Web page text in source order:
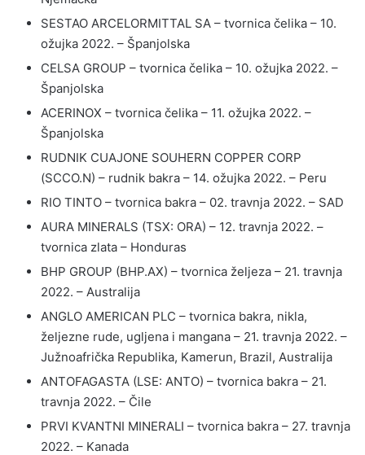
SESTAO ARCELORMITTAL SA – tvornica čelika – 10.
ožujka 2022. – Španjolska
CELSA GROUP – tvornica čelika – 10. ožujka 2022. –
Španjolska
ACERINOX – tvornica čelika – 11. ožujka 2022. –
Španjolska
RUDNIK CUAJONE SOUHERN COPPER CORP
(SCCO.N) – rudnik bakra – 14. ožujka 2022. – Peru
RIO TINTO – tvornica bakra – 02. travnja 2022. – SAD
AURA MINERALS (TSX: ORA) – 12. travnja 2022. –
tvornica zlata – Honduras
BHP GROUP (BHP.AX) – tvornica željeza – 21. travnja
2022. – Australija
ANGLO AMERICAN PLC – tvornica bakra, nikla,
željezne rude, ugljena i mangana – 21. travnja 2022. –
Južnoafrička Republika, Kamerun, Brazil, Australija
ANTOFAGASTA (LSE: ANTO) – tvornica bakra – 21.
travnja 2022. – Čile
PRVI KVANTNI MINERALI – tvornica bakra – 27. travnja
2022. – Kanada